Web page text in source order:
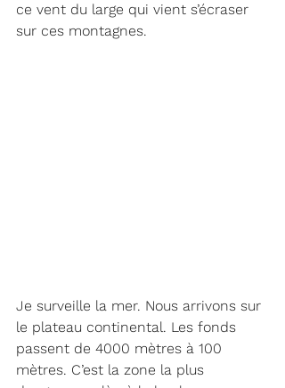
ce vent du large qui vient s’écraser
sur ces montagnes.
Je surveille la mer. Nous arrivons sur
le plateau continental. Les fonds
passent de 4000 mètres à 100
mètres. C’est la zone la plus